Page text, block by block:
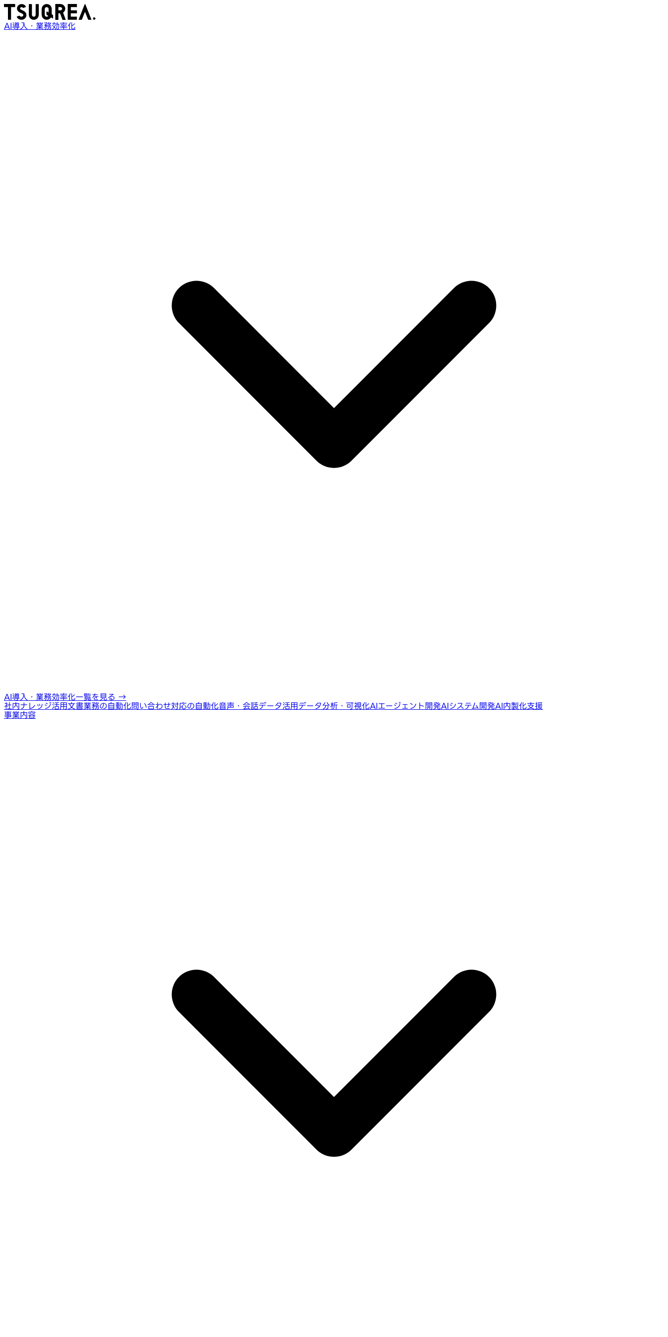
AI導入・業務効率化
AI導入・業務効率化一覧を見る →
社内ナレッジ活用文書業務の自動化問い合わせ対応の自動化音声・会話データ活用データ分析・可視化AIエージェント開発AIシステム開発AI内製化支援
事業内容